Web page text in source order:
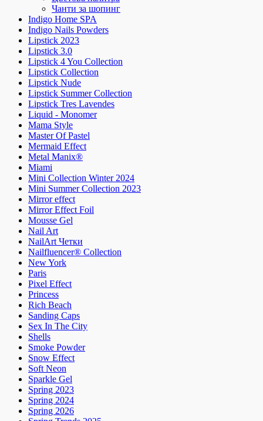
Чанти за шопинг
Indigo Home SPA
Indigo Nails Powders
Lipstick 2023
Lipstick 3.0
Lipstick 4 You Collection
Lipstick Collection
Lipstick Nude
Lipstick Summer Collection
Lipstick Tres Lavendes
Liquid - Monomer
Mama Style
Master Of Pastel
Mermaid Effect
Metal Manix®
Miami
Mini Collection Winter 2024
Mini Summer Collection 2023
Mirror effect
Mirror Effect Foil
Mousse Gel
Nail Art
NailArt Четки
Nailfluencer® Collection
New York
Paris
Pixel Effect
Princess
Rich Beach
Sanding Caps
Sex In The City
Shells
Smoke Powder
Snow Effect
Soft Neon
Sparkle Gel
Spring 2023
Spring 2024
Spring 2026